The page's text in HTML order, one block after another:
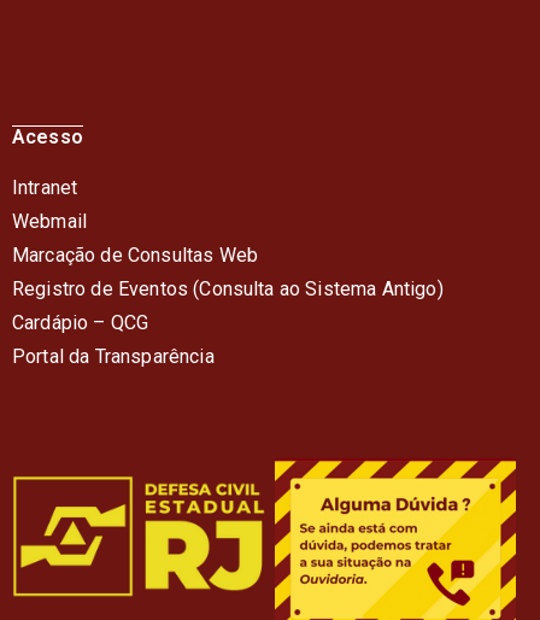
Acesso
Intranet
Webmail
Marcação de Consultas Web
Registro de Eventos (Consulta ao Sistema Antigo)
Cardápio – QCG
Portal da Transparência